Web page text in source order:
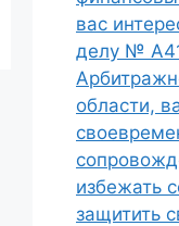
вас
делу №
области,
избежать
защитить